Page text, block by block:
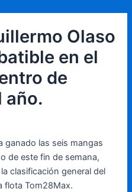
Olaso
en el
de
año.
ganado las seis mangas
de este fin de semana,
clasificación general del
flota Tom28Max.